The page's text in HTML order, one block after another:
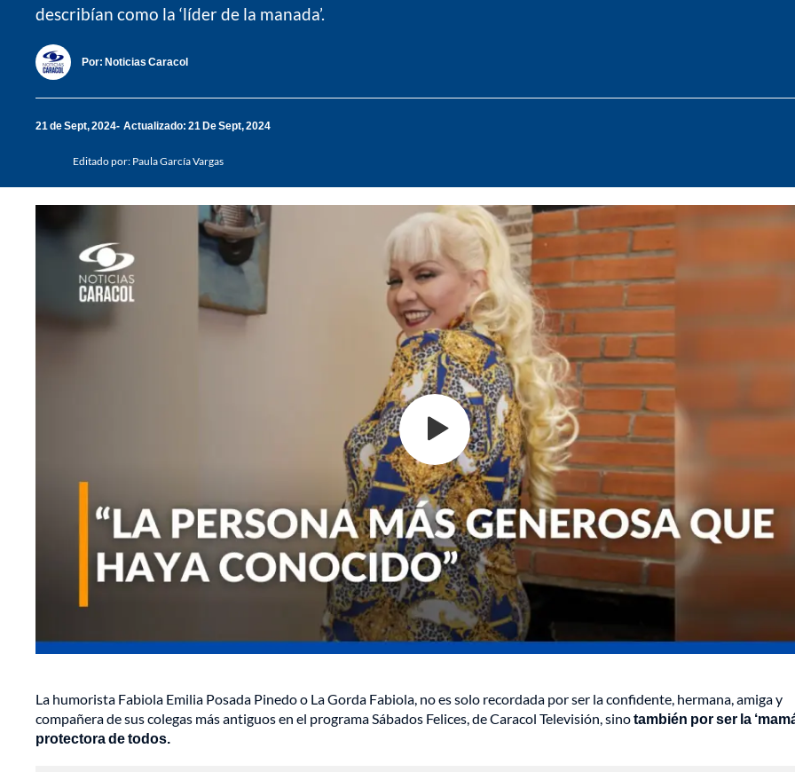
describían como la ‘líder de la manada’.
Por: Noticias Caracol
21 de Sept, 2024 Actualizado: 21 De Sept, 2024
Editado por: Paula García Vargas
La humorista Fabiola Emilia Posada Pinedo o La Gorda Fabiola, no es solo recordada por ser la confidente, hermana, amiga y
compañera de sus colegas más antiguos en el programa Sábados Felices, de Caracol Televisión, sinotambién por ser la
protectora de todos.